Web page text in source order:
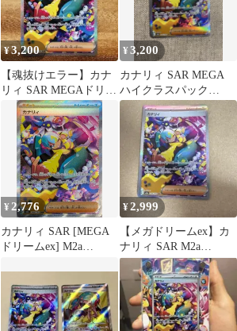
¥3,200
【魂抜けエラー】カナ
リィ SAR MEGAドリー
ムex
¥3,200
カナリィ SAR MEGA
ハイクラスパック
MEGAドリームex
248/1…
¥2,776
カナリィ SAR [MEGA
ドリームex] M2a
¥2,999
【メガドリームex】カ
ナリィ SAR M2a
248/193